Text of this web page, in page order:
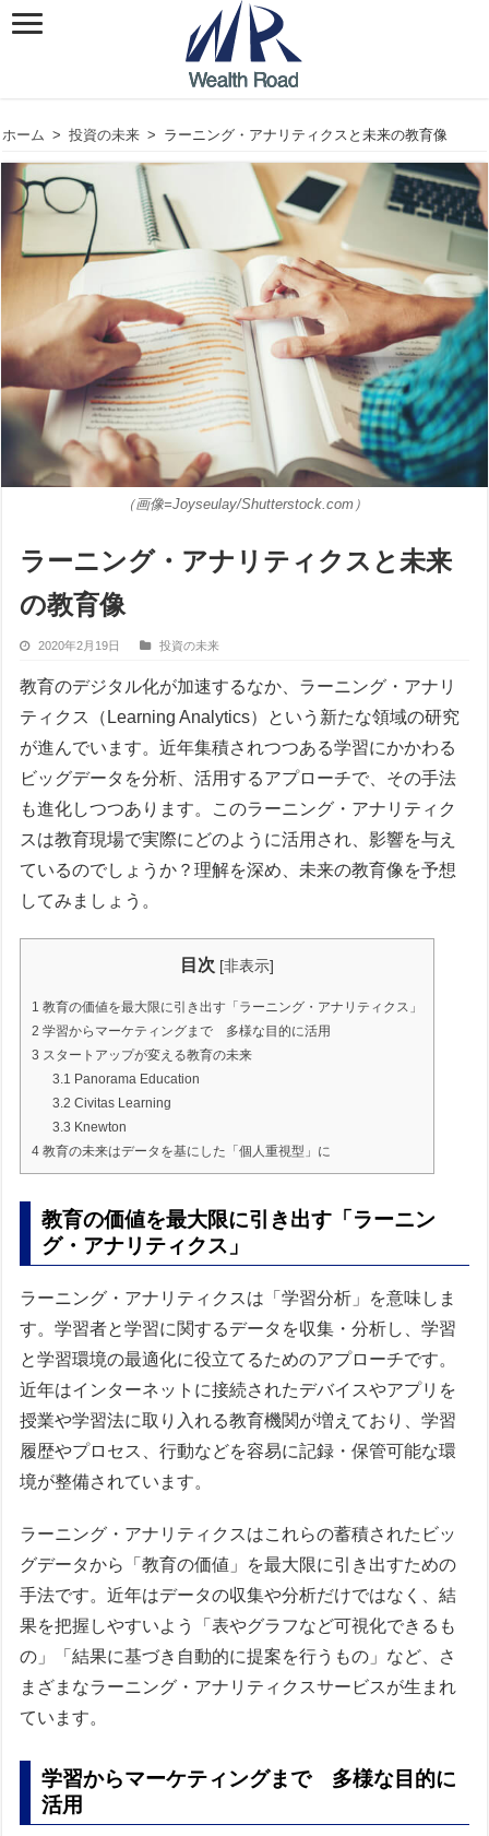
ホーム > 投資の未来 > ラーニング・アナリティクスと未来の教育像
（画像=Joyseulay/Shutterstock.com）
ラーニング・アナリティクスと未来
の教育像
2020年2月19日 投資の未来
教育のデジタル化が加速するなか、ラーニング・アナリ
ティクス（Learning Analytics）という新たな領域の研究
が進んでいます。近年集積されつつある学習にかかわる
ビッグデータを分析、活用するアプローチで、その手法
も進化しつつあります。このラーニング・アナリティク
スは教育現場で実際にどのように活用され、影響を与え
ているのでしょうか？理解を深め、未来の教育像を予想
してみましょう。
目次 [非表示]
1 教育の価値を最大限に引き出す「ラーニング・アナリティクス」
2 学習からマーケティングまで 多様な目的に活用
3 スタートアップが変える教育の未来
3.1 Panorama Education
3.2 Civitas Learning
3.3 Knewton
4 教育の未来はデータを基にした「個人重視型」に
教育の価値を最大限に引き出す「ラーニン
グ・アナリティクス」
ラーニング・アナリティクスは「学習分析」を意味しま
す。学習者と学習に関するデータを収集・分析し、学習
と学習環境の最適化に役立てるためのアプローチです。
近年はインターネットに接続されたデバイスやアプリを
授業や学習法に取り入れる教育機関が増えており、学習
履歴やプロセス、行動などを容易に記録・保管可能な環
境が整備されています。
ラーニング・アナリティクスはこれらの蓄積されたビッ
グデータから「教育の価値」を最大限に引き出すための
手法です。近年はデータの収集や分析だけではなく、結
果を把握しやすいよう「表やグラフなど可視化できるも
の」「結果に基づき自動的に提案を行うもの」など、さ
まざまなラーニング・アナリティクスサービスが生まれ
ています。
学習からマーケティングまで 多様な目的に
活用